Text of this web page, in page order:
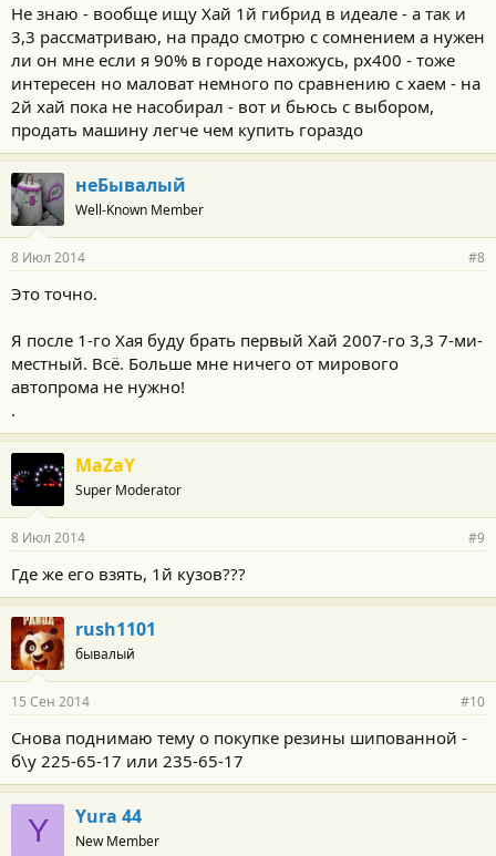
Не знаю - вообще ищу Хай 1й гибрид в идеале - а так и
3,3 рассматриваю, на прадо смотрю с сомнением а нужен
ли он мне если я 90% в городе нахожусь, рх400 - тоже
интересен но маловат немного по сравнению с хаем - на
2й хай пока не насобирал - вот и бьюсь с выбором,
продать машину легче чем купить гораздо
неБывалый
Well-Known Member
8 Июл 2014 #8
Это точно.
Я после 1-го Хая буду брать первый Хай 2007-го 3,3 7-ми-
местный. Всё. Больше мне ничего от мирового
автопрома не нужно!
.
MaZaY
Super Moderator
8 Июл 2014 #9
Где же его взять, 1й кузов???
rush1101
бывалый
15 Сен 2014 #10
Снова поднимаю тему о покупке резины шипованной -
б\у 225-65-17 или 235-65-17
Y Yura 44
New Member